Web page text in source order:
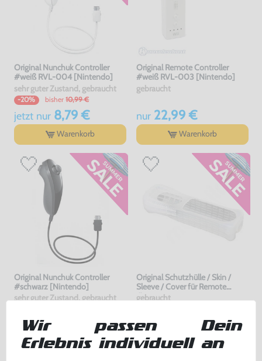
Original Nunchuk Controller
#weiß RVL-004 [Nintendo]
sehr guter Zustand, gebraucht
-20% bisher 10,99 €
jetzt nur8,79 €
Warenkorb
Original Remote Controller
#weiß RVL-003 [Nintendo]
gebraucht
nur22,99 €
Warenkorb
Original Nunchuk Controller
#schwarz [Nintendo]
sehr guter Zustand, gebraucht
nur12,99 €
Warenkorb
Original Schutzhülle / Skin /
Sleeve / Cover für Remote
#transp.
gebraucht
jetzt 0,40 €
Warenkorb
Wir passen Dein
Erlebnis individuell an